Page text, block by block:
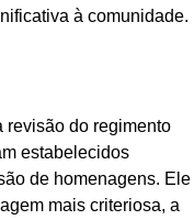
à comunidade.
revisão do regimento
estabelecidos
de homenagens. Ele
mais criteriosa, a